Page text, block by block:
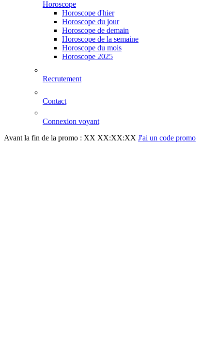
Horoscope
Horoscope d'hier
Horoscope du jour
Horoscope de demain
Horoscope de la semaine
Horoscope du mois
Horoscope 2025
Recrutement
Contact
Connexion voyant
Avant la fin de la promo : XX XX:XX:XX J'ai un code promo